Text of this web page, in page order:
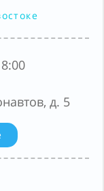
д. 5